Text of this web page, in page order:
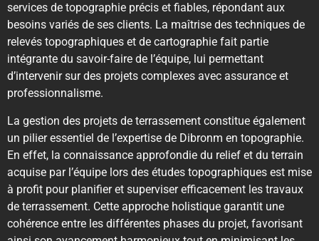
services de topographie précis et fiables, répondant aux
besoins variés de ses clients. La maîtrise des techniques de
relevés topographiques et de cartographie fait partie
intégrante du savoir-faire de l’équipe, lui permettant
d’intervenir sur des projets complexes avec assurance et
professionnalisme.
La gestion des projets de terrassement constitue également
un pilier essentiel de l’expertise de Dibronm en topographie.
En effet, la connaissance approfondie du relief et du terrain
acquise par l’équipe lors des études topographiques est mise
à profit pour planifier et superviser efficacement les travaux
de terrassement. Cette approche holistique garantit une
cohérence entre les différentes phases du projet, favorisant